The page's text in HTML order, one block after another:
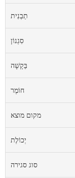
תַבְנִית
סִגְנוֹן
בַּקָשָׁה
חוֹמֶר
מקום מוצא
יְכוֹלֶת
סוג סגירה